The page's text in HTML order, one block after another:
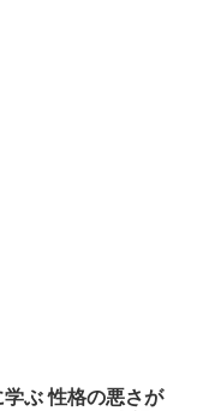
ぶ 性格の悪さが